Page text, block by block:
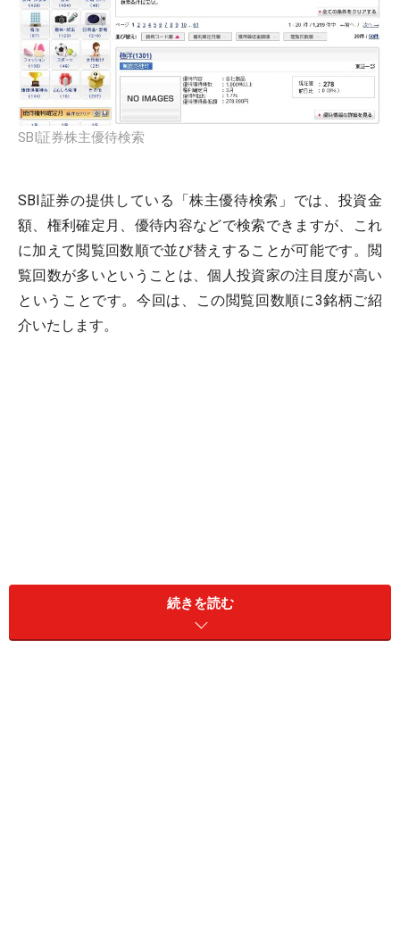
SBI証券株主優待検索
SBI証券の提供している「株主優待検索」では、投資金
額、権利確定月、優待内容などで検索できますが、これ
に加えて閲覧回数順で並び替えすることが可能です。閲
覧回数が多いということは、個人投資家の注目度が高い
ということです。今回は、この閲覧回数順に3銘柄ご紹
介いたします。
続きを読む